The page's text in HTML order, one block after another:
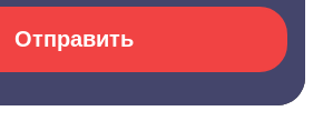
Отправить